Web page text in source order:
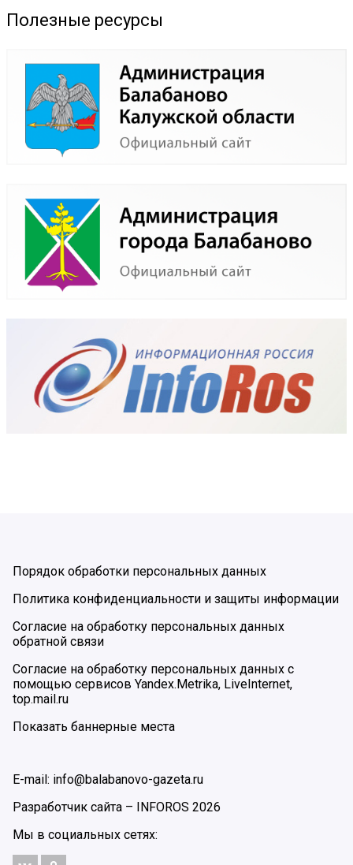
Полезные ресурсы
Порядок обработки персональных данных
Политика конфиденциальности и защиты информации
Согласие на обработку персональных данных
обратной связи
Согласие на обработку персональных данных с
помощью сервисов Yandex.Metrika, LiveInternet,
top.mail.ru
Показать баннерные места
E-mail: info@balabanovo-gazeta.ru
Разработчик сайта –
INFOROS 2026
Мы в социальных сетях: